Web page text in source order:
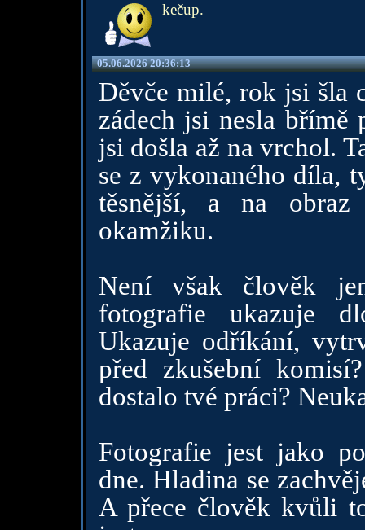
kečup.
05.06.2026 20:36:13
Děvče milé, rok jsi šla
zádech jsi nesla břímě
jsi došla až na vrchol.
se z vykonaného díla,
těsnější, a na
okamžiku.
Není však člověk
fotografie ukazuje
Ukazuje odříkání,
před zkušební
dostalo tvé práci?
Fotografie jest jako
dne. Hladina se
A přece člověk kvůli